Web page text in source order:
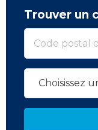
Trouver un
Choisissez